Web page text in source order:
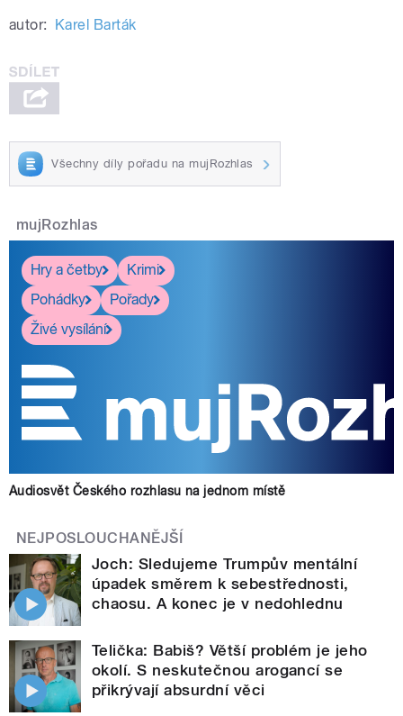
autor: Karel Barták
Všechny díly pořadu na mujRozhlas
mujRozhlas
Hry a četby
Krimi
Pohádky
Pořady
Živé vysílání
Audiosvět Českého rozhlasu na jednom místě
NEJPOSLOUCHANĚJŠÍ
Joch: Sledujeme Trumpův mentální
úpadek směrem k sebestřednosti,
chaosu. A konec je v nedohlednu
Telička: Babiš? Větší problém je jeho
okolí. S neskutečnou arogancí se
přikrývají absurdní věci